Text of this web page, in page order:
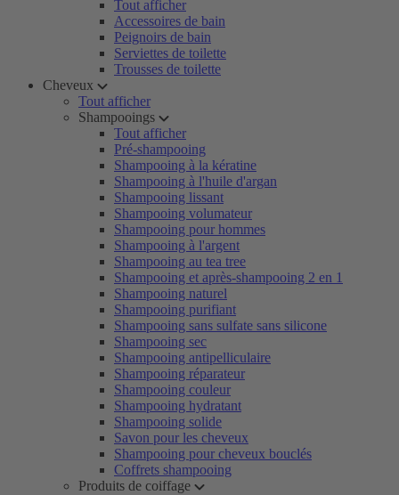
Tout afficher
Accessoires de bain
Peignoirs de bain
Serviettes de toilette
Trousses de toilette
Cheveux
Tout afficher
Shampooings
Tout afficher
Pré-shampooing
Shampooing à la kératine
Shampooing à l'huile d'argan
Shampooing lissant
Shampooing volumateur
Shampooing pour hommes
Shampooing à l'argent
Shampooing au tea tree
Shampooing et après-shampooing 2 en 1
Shampooing naturel
Shampooing purifiant
Shampooing sans sulfate sans silicone
Shampooing sec
Shampooing antipelliculaire
Shampooing réparateur
Shampooing couleur
Shampooing hydratant
Shampooing solide
Savon pour les cheveux
Shampooing pour cheveux bouclés
Coffrets shampooing
Produits de coiffage